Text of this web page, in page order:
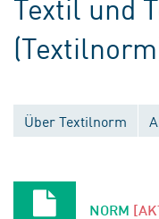
Über Textilnorm
NORM